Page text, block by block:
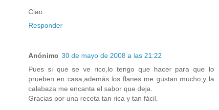
Ciao
Responder
Anónimo 30 de mayo de 2008 a las 21:22
Pues si que se ve rico,lo tengo que hacer para que lo
prueben en casa,además los flanes me gustan mucho,y la
calabaza me encanta el sabor que deja.
Gracias por una receta tan rica y tan fácil.